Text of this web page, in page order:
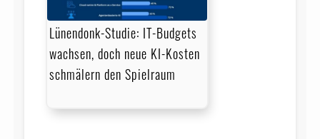
Lünendonk-Studie: IT-Budgets
wachsen, doch neue KI-Kosten
schmälern den Spielraum